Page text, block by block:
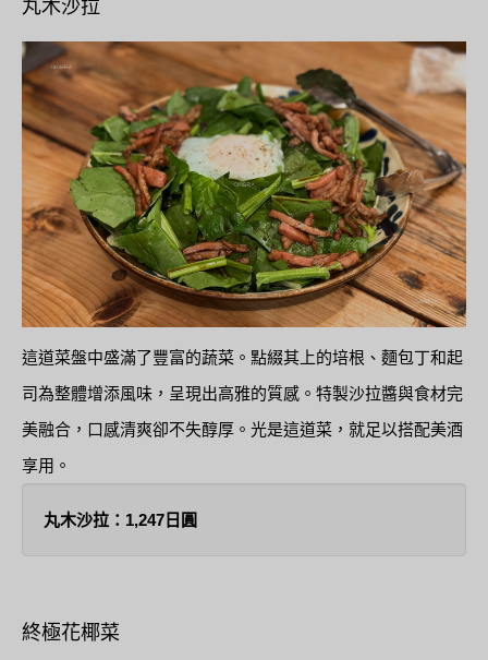
丸木沙拉
這道菜盤中盛滿了豐富的蔬菜。點綴其上的培根、麵包丁和起
司為整體增添風味，呈現出高雅的質感。特製沙拉醬與食材完
美融合，口感清爽卻不失醇厚。光是這道菜，就足以搭配美酒
享用。
丸木沙拉：1,247日圓
終極花椰菜